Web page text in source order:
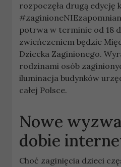
rozpoczęła drugą edycję
potrwa w terminie od 18
zwieńczeniem będzie
Dziecka Zaginionego.
rodzinami osób
iluminacja budynków
całej Polsce.
Nowe
dobie
Choć zaginięcia dzieci